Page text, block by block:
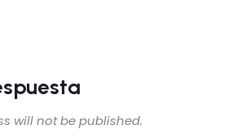
will not be published.